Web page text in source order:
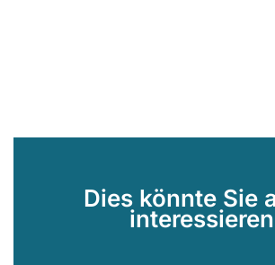
Dies könnte Sie
interessieren